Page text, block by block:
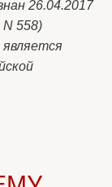
26.04.2017
558)
является